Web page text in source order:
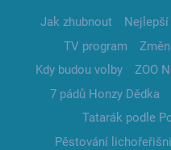
Jak zhubnout
TV program
Kdy budou volby
ZOO
7 pádů Honzy Dědka
Tatarák podle
Pěstování